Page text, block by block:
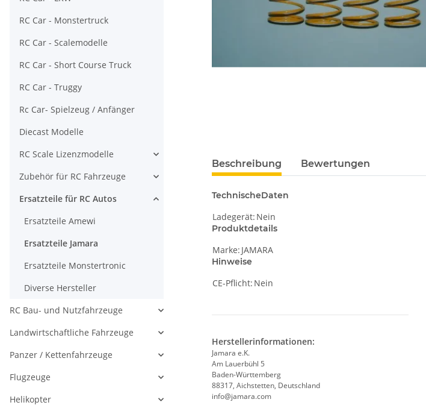
Beschreibung Bewertungen
TechnischeDaten
Ladegerät: Nein
Produktdetails
Marke: JAMARA
Hinweise
CE-Pflicht: Nein
Herstellerinformationen:
Jamara e.K.
Am Lauerbühl 5
Baden-Württemberg
88317, Aichstetten, Deutschland
info@jamara.com
RC Car - Monstertruck
RC Car - Scalemodelle
RC Car - Short Course Truck
RC Car - Truggy
Rc Car- Spielzeug / Anfänger
Diecast Modelle
RC Scale Lizenzmodelle
Zubehör für RC Fahrzeuge
Ersatzteile für RC Autos
Ersatzteile Amewi
Ersatzteile Jamara
Ersatzteile Monstertronic
Diverse Hersteller
RC Bau- und Nutzfahrzeuge
Landwirtschaftliche Fahrzeuge
Panzer / Kettenfahrzeuge
Flugzeuge
Helikopter